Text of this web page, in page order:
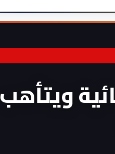
ويتأهب